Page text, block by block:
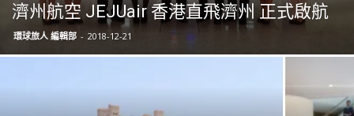
濟州航空 JEJUair 香港直飛濟州 正式啟航
環球旅人 編輯部 - 2018-12-21